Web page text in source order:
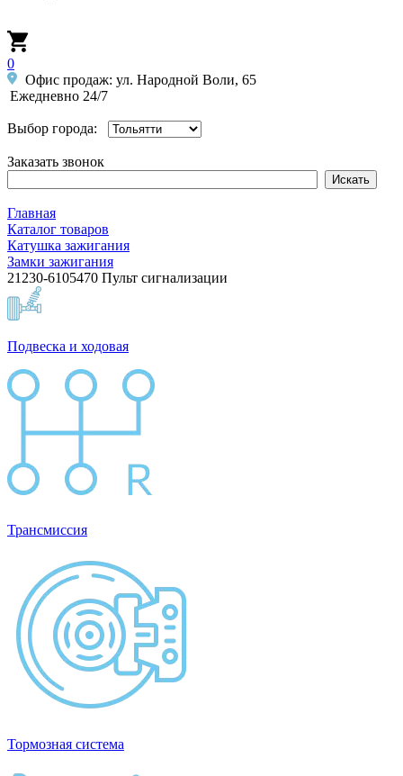
0
Офис продаж: ул. Народной Воли, 65
Ежедневно 24/7
Выбор города:
Заказать звонок
Главная
Каталог товаров
Катушка зажигания
Замки зажигания
21230-6105470 Пульт сигнализации
Подвеска и ходовая
Трансмиссия
Тормозная система